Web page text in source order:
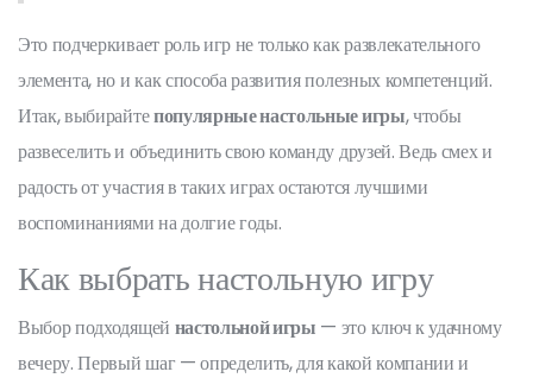
Это подчеркивает роль игр не только как развлекательного
элемента, но и как способа развития полезных компетенций.
Итак, выбирайтепопулярные настольные игры, чтобы
развеселить и объединить свою команду друзей. Ведь смех и
радость от участия в таких играх остаются лучшими
воспоминаниями на долгие годы.
Как выбрать настольную игру
Выбор подходящей настольной игры — это ключ к удачному
вечеру. Первый шаг — определить, для какой компании и